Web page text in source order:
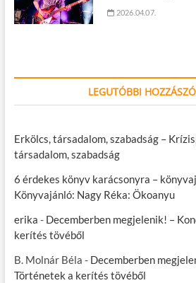
2026.04.07.
LEGUTÓBBI
Erkölcs, társadalom, szabadság –
társadalom, szabadság
6 érdekes könyv karácsonyra –
Könyvajánló: Nagy Réka: Ökoanyu
erika - Decemberben megjelenik! –
kerítés tövéből
B. Molnár Béla - Decemberben
Történetek a kerítés tövéből